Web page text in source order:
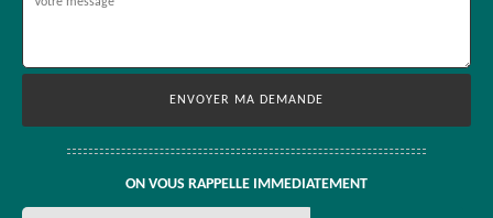
ON VOUS RAPPELLE IMMEDIATEMENT